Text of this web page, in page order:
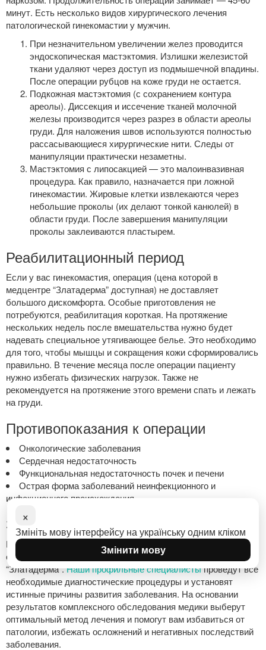
минут. Есть несколько видов хирургического лечения
патологической гинекомастии у мужчин.
При незначительном увеличении желез проводится
эндоскопическая мастэктомия. Излишки железистой
ткани удаляют через доступ из подмышечной впадины.
После операции рубцов на коже груди не остается.
Подкожная мастэктомия (с сохранением контура
ареолы). Диссекция и иссечение тканей молочной
железы производится через разрез в области ареолы
груди. Для наложения швов используются полностью
рассасывающиеся хирургические нити. Следы от
манипуляции практически незаметны.
Мастэктомия с липосакцией — это малоинвазивная
процедура. Как правило, назначается при ложной
гинекомастии. Жировые клетки извлекаются через
небольшие проколы (их делают тонкой канюлей) в
области груди. После завершения манипуляции
проколы заклеиваются пластырем.
Реабилитационный период
Если у вас гинекомастия, операция (цена которой в
медцентре “Златадерма” доступная) не доставляет
большого дискомфорта. Особые приготовления не
потребуются, реабилитация короткая. На протяжение
нескольких недель после вмешательства нужно будет
надевать специальное утягивающее белье. Это необходимо
для того, чтобы мышцы и сокращения кожи сформировались
правильно. В течение месяца после операции пациенту
нужно избегать физических нагрузок. Также не
рекомендуется на протяжение этого времени спать и лежать
на груди.
Противопоказания к операции
Онкологические заболевания
Сердечная недостаточность
Функциональная недостаточность почек и печени
Острая форма заболеваний неинфекционного и
инфекционного происхождения.
Заключение
Если у вас есть проблемы с состоянием молочных желез,
обращайтесь за помощью в медицинский центр
“Златадерма”.Наши профильные специалистыпроведут все
необходимые диагностические процедуры и установят
истинные причины развития заболевания. На основании
результатов комплексного обследования медики выберут
оптимальный метод лечения и помогут вам избавиться от
патологии, избежать осложнений и негативных последствий
заболевания.
×
Змініть мову інтерфейсу на українську одним кліком
Змінити мову